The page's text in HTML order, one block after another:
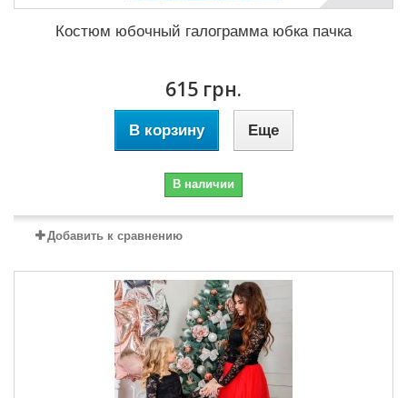
Костюм юбочный галограмма юбка пачка
615 грн.
В корзину Еще
В наличии
Добавить к сравнению